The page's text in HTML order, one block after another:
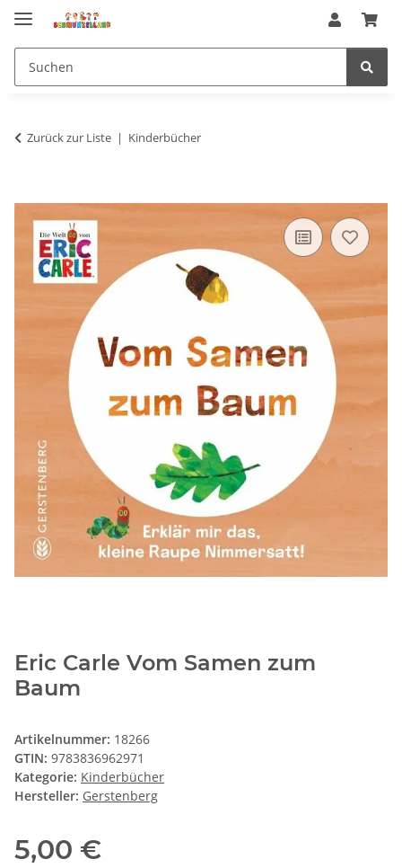
Zurück zur Liste Kinderbücher
Eric Carle Vom Samen zum
Baum
Artikelnummer: 18266
GTIN: 9783836962971
Kategorie: Kinderbücher
Hersteller: Gerstenberg
5,00 €